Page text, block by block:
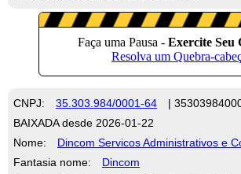
CNPJ: 35.303.984/0001-64
|
BAIXADA desde 2026-01-22
Nome:
Dincom Servicos Administrativos e
Fantasia nome:
Dincom